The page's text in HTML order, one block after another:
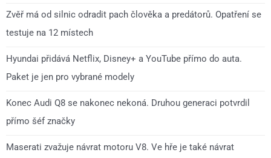
Zvěř má od silnic odradit pach člověka a predátorů. Opatření se
testuje na 12 místech
Hyundai přidává Netflix, Disney+ a YouTube přímo do auta.
Paket je jen pro vybrané modely
Konec Audi Q8 se nakonec nekoná. Druhou generaci potvrdil
přímo šéf značky
Maserati zvažuje návrat motoru V8. Ve hře je také návrat